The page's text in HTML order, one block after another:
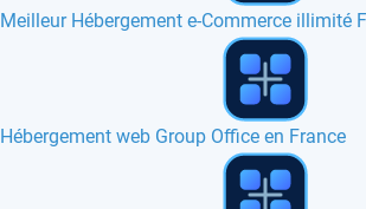
Comment changer d&#039;hébergeur web ?
Hébergement web Booked en France